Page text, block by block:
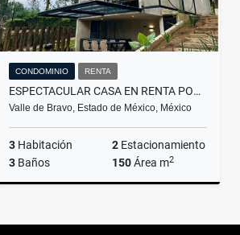
CONDOMINIO RENTA
ESPECTACULAR CASA EN RENTA POR NOCHE
Valle de Bravo, Estado de México, México
3 Habitación 2 Estacionamiento
3 Baños 150Área m2
Consultar